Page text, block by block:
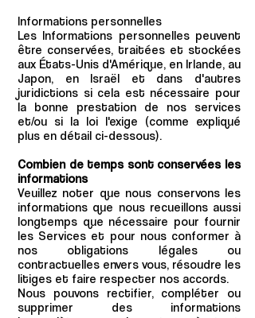
Informations personnelles
Les Informations personnelles peuvent
être conservées, traitées et stockées
aux États-Unis d'Amérique, en Irlande, au
Japon, en Israël et dans d'autres
juridictions si cela est nécessaire pour
la bonne prestation de nos services
et/ou si la loi l'exige (comme expliqué
plus en détail ci-dessous).
Combien de temps sont conservées les
informations
Veuillez noter que nous conservons les
informations que nous recueillons aussi
longtemps que nécessaire pour fournir
les Services et pour nous conformer à
nos obligations légales ou
contractuelles envers vous, résoudre les
litiges et faire respecter nos accords.
Nous pouvons rectifier, compléter ou
supprimer des informations